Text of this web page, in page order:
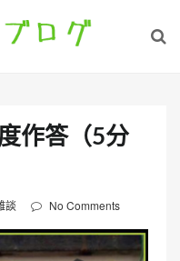
作答（5分
談 No Comments